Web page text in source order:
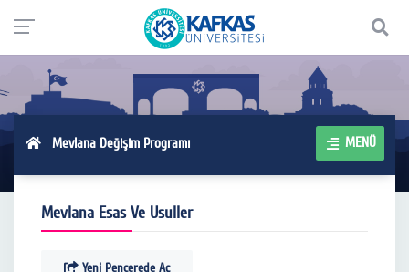
Mevlana Değişim Programı MENÜ
Mevlana Esas Ve Usuller
Yeni Pencerede Aç